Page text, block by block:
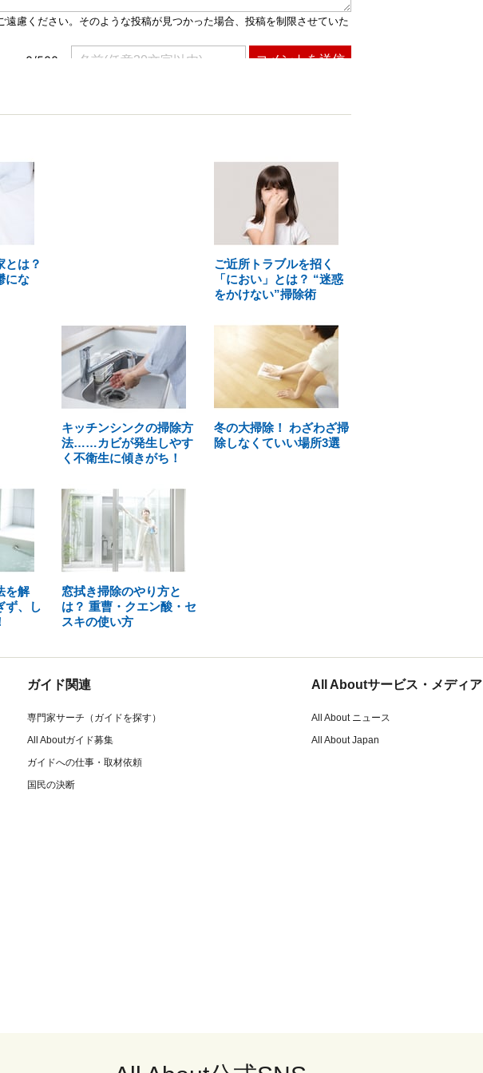
とは？
にな
ご近所トラブルを招く
「におい」とは？ “迷惑
をかけない”掃除術
キッチンシンクの掃除方
法……カビが発生しやす
く不衛生に傾きがち！
冬の大掃除！ わざわざ掃
除しなくていい場所3選
を解
、し
窓拭き掃除のやり方と
は？ 重曹・クエン酸・セ
スキの使い方
ガイド関連
専門家サーチ（ガイドを探す）
All Aboutガイド募集
ガイドへの仕事・取材依頼
国民の決断
All Aboutサービス・メディア
All About ニュース
All About Japan